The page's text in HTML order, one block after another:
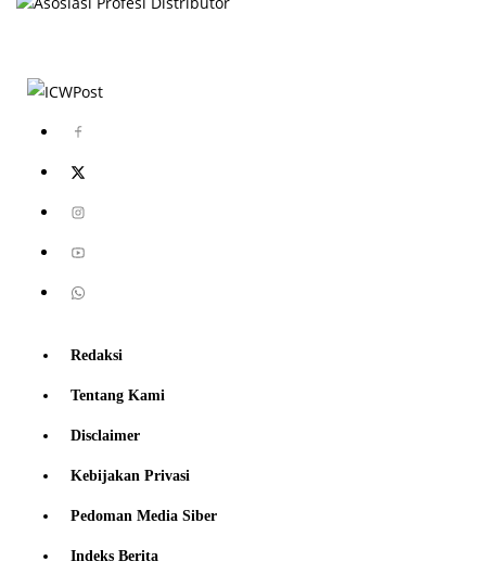
Redaksi
Tentang Kami
Disclaimer
Kebijakan Privasi
Pedoman Media Siber
Indeks Berita